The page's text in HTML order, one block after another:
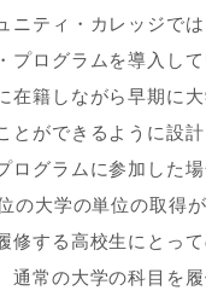
ニティ・カレッジで
プログラムを導入し
在籍しながら早期に
とができるように設
ログラムに参加した
の大学の単位の取得
修する高校生にとっ
通常の大学の科目を履